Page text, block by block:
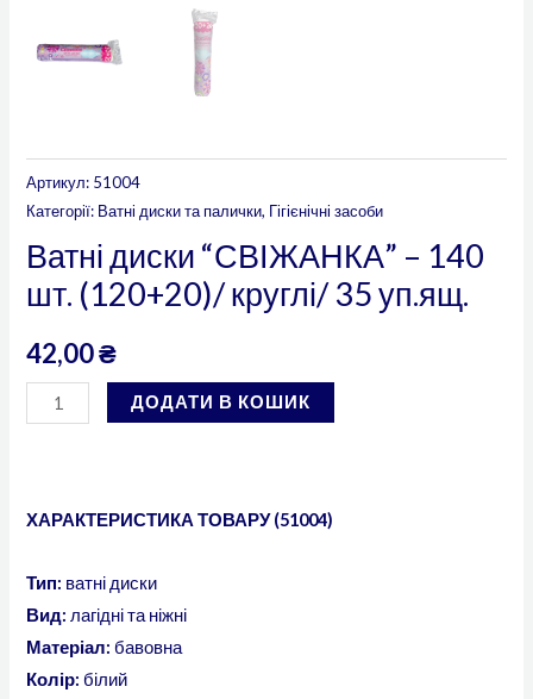
Артикул: 51004
Категорії: Ватні диски та палички, Гігієнічні засоби
Ватні диски “СВІЖАНКА” – 140
шт. (120+20)/ круглі/ 35 уп.ящ.
42,00₴
ДОДАТИ В КОШИК
ХАРАКТЕРИСТИКА ТОВАРУ (51004)
Тип: ватні диски
Вид: лагідні та ніжні
Матеріал: бавовна
Колір: білий